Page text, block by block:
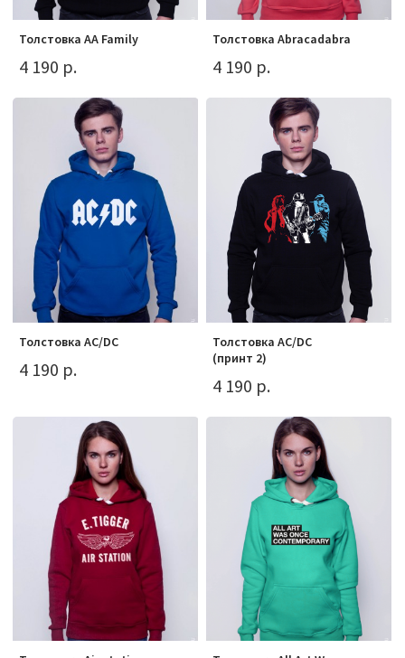
Толстовка AA Family
4 190 р.
Толстовка Abracadabra
4 190 р.
Толстовка AC/DC
4 190 р.
Толстовка AC/DC
(принт 2)
4 190 р.